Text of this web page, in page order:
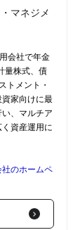
マネジメ
会社で年金
量株式、債
トメント・
家向けに最
、マルチア
資産運用に
のホームペ